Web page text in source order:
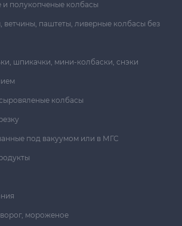
полукопченые колбасы
ветчины, паштеты, ливерные колбасы без
шпикачки, мини-колбаски, снэки
колбасы
под вакуумом или в МГС
мороженое